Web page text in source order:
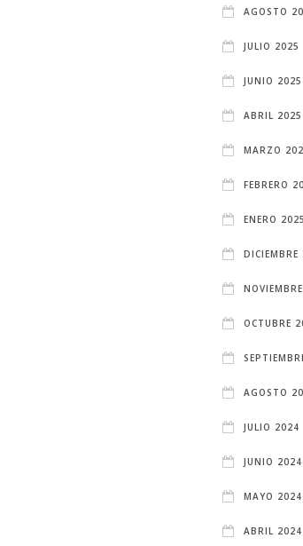
AGOSTO
JULIO 2025
JUNIO 2025
ABRIL 2025
MARZO
FEBRERO
ENERO 2025
DICIEMBRE
OCTUBRE
AGOSTO
JULIO 2024
JUNIO 2024
MAYO 2024
ABRIL 2024